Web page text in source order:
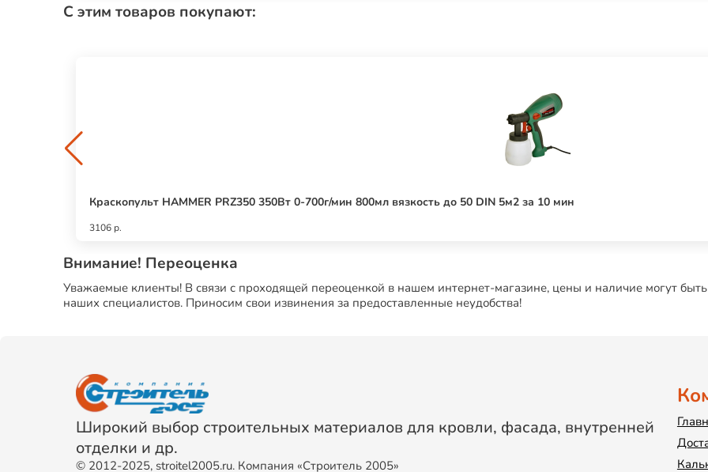
С этим товаров покупают:
Краскопульт HAMMER PRZ350 350Вт 0-700г/мин 800мл вязкость до 50 DIN 5м2 за 10 мин
3106 р.
Внимание! Переоценка
Уважаемые клиенты! В связи с проходящей переоценкой в нашем интернет-магазине, цены и наличие могут
наших специалистов. Приносим свои извинения за предоставленные неудобства!
Широкий выбор строительных материалов для кровли, фасада, внутренней
отделки и др.
© 2012-2025, stroitel2005.ru. Компания «Строитель 2005»